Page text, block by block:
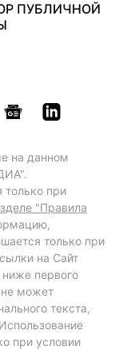
ПУБЛИЧНОЙ
на данном
только при
"Правила
только при
на Сайт
ниже первого
не может
текста,
при условии